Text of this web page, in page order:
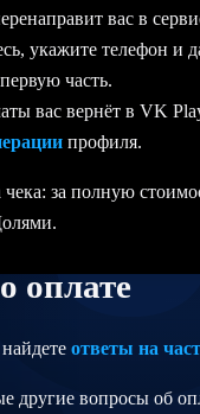
вас в
укажите телефон и
часть.
вас вернёт в VK
профиля.
за полную
оплате
ответы на
другие вопросы об